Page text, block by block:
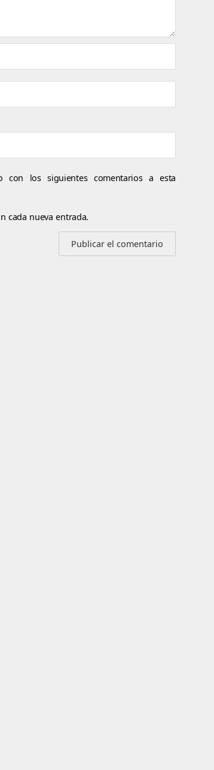
con los siguientes comentarios a esta
cada nueva entrada.